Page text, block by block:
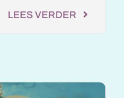
LEES VERDER